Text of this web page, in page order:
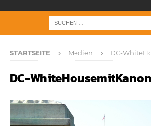
STARTSEITE Medien DC-
DC-